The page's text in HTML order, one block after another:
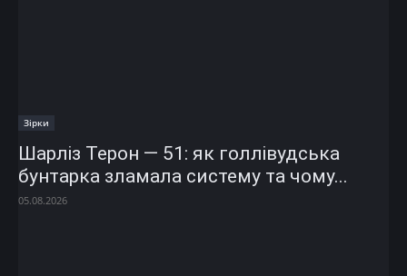
Зірки
Шарліз Терон — 51: як голлівудська
бунтарка зламала систему та чому...
05.08.2026